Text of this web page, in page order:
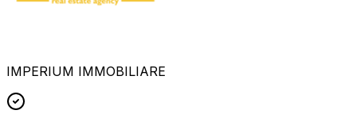
IMPERIUM IMMOBILIARE